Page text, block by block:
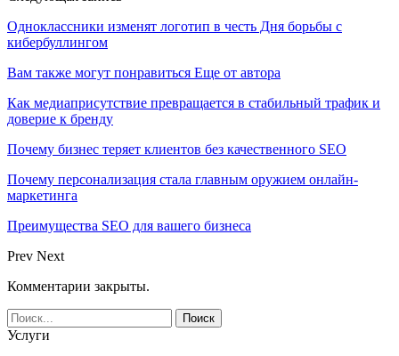
Одноклассники изменят логотип в честь Дня борьбы с
кибербуллингом
Вам также могут понравиться Еще от автора
Как медиаприсутствие превращается в стабильный трафик и
доверие к бренду
Почему бизнес теряет клиентов без качественного SEO
Почему персонализация стала главным оружием онлайн-
маркетинга
Преимущества SEO для вашего бизнеса
Prev Next
Комментарии закрыты.
Услуги